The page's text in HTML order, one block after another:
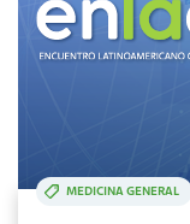
MEDICINA GENERAL